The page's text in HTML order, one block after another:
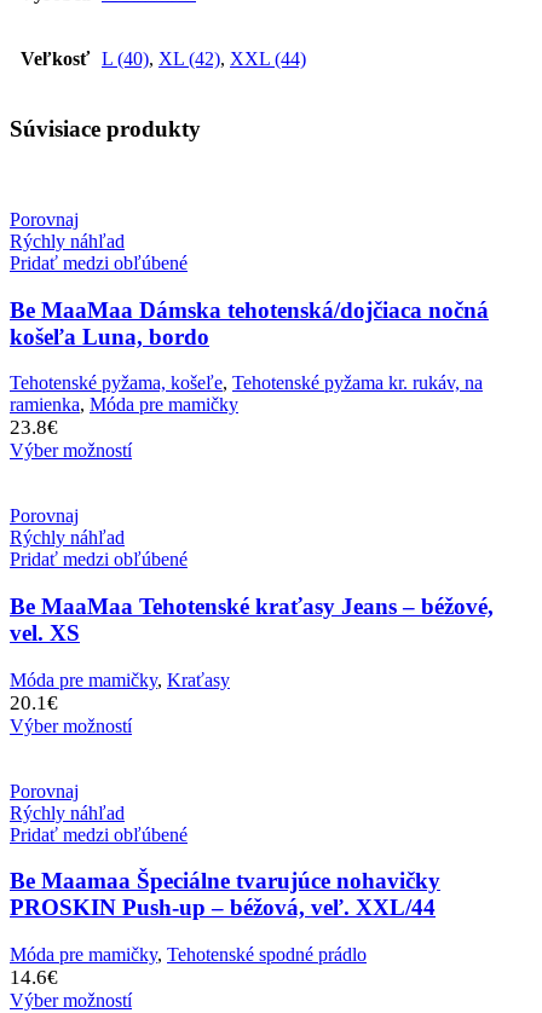
Veľkosť L (40), XL (42), XXL (44)
Súvisiace produkty
Porovnaj
Rýchly náhľad
Pridať medzi obľúbené
Be MaaMaa Dámska tehotenská/dojčiaca nočná
košeľa Luna, bordo
Tehotenské pyžama, košeľe, Tehotenské pyžama kr. rukáv, na
ramienka, Móda pre mamičky
23.8€
Výber možností
Porovnaj
Rýchly náhľad
Pridať medzi obľúbené
Be MaaMaa Tehotenské kraťasy Jeans – béžové,
vel. XS
Móda pre mamičky, Kraťasy
20.1€
Výber možností
Porovnaj
Rýchly náhľad
Pridať medzi obľúbené
Be Maamaa Špeciálne tvarujúce nohavičky
PROSKIN Push-up – béžová, veľ. XXL/44
Móda pre mamičky, Tehotenské spodné prádlo
14.6€
Výber možností